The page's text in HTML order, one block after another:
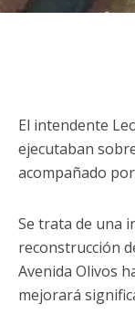
El intendente
ejecutaban
acompañado
Se trata de una
reconstrucción
Avenida Olivos
mejorará